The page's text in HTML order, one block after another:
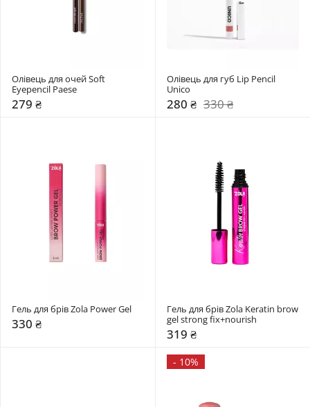
Олівець для очей Soft
Eyepencil Paese
279 ₴
Олівець для губ Lip Pencil
Unico
280 ₴ 330 ₴
Гель для брів Zola Power Gel
330 ₴
Гель для брів Zola Keratin brow
gel strong fix+nourish
319 ₴
- 10%